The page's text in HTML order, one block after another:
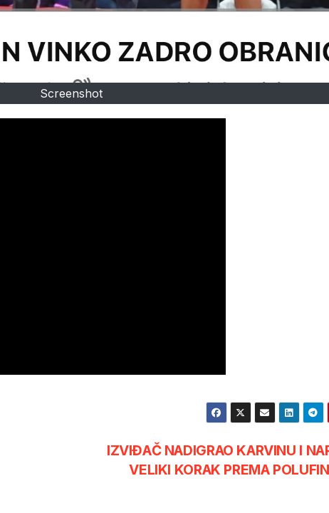
Screenshot
IZVIĐAČ NADIGRAO KARVINU I
VELIKI KORAK PREMA